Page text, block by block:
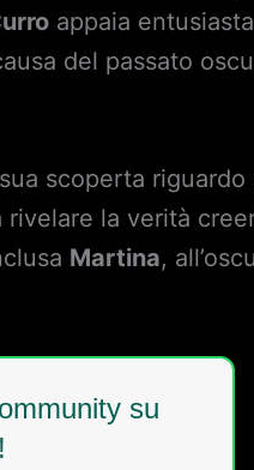
appaia
del passato
scoperta
rivelare la verità
Martina,
su